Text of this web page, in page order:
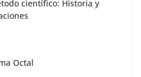
científico: Historia y
Octal